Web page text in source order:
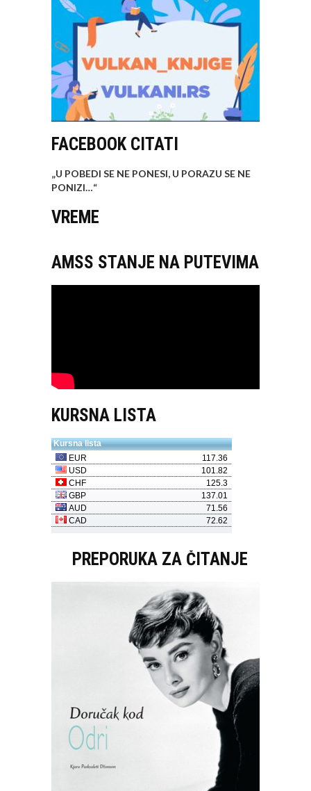
FACEBOOK CITATI
„U POBEDI SE NE PONESI, U PORAZU SE NE
PONIZI…“
VREME
AMSS STANJE NA PUTEVIMA
KURSNA LISTA
PREPORUKA ZA ČITANJE